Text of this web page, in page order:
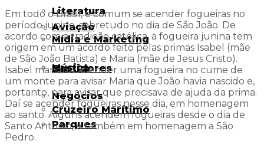
Literatura
Mídia e Marketing
Música
Negócios
Parques
Aviação
Bastidores
Cruzeiro Marítimo
Em todo o Brasil, é comum se acender fogueiras no
período junino, sobretudo no dia de São João. De
acordo com a tradição católica, a fogueira junina tem
origem em um acordo feito pelas primas Isabel (mãe
de São João Batista) e Maria (mãe de Jesus Cristo).
Isabel mandou acender uma fogueira no cume de
um monte para avisar Maria que João havia nascido e,
portanto, para avisar que precisava de ajuda da prima.
Daí se acender fogueiras nesse dia, em homenagem
ao santo. Alguns acendem fogueiras desde o dia de
Santo Antônio, e também em homenagem a São
Pedro.